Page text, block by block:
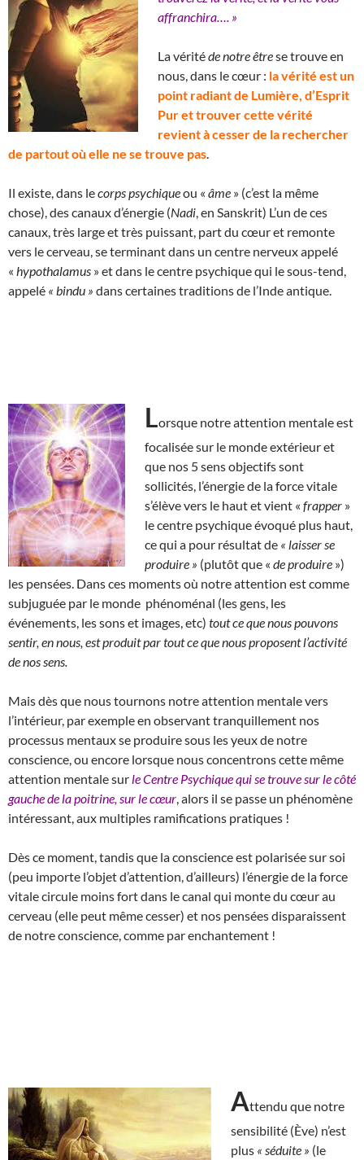
affranchira…. »
La véritéde notre êtrese trouve en
nous, dans le cœur : la vérité est un
point radiant de Lumière, d’Esprit
Pur et trouver cette vérité
revient à cesser de la rechercher
de partout où elle ne se trouve pas
Il existe, dans lecorps psychiqueou « âme » (c’est la même
chose), des canaux d’énergie (Nadi , en Sanskrit) L’un de ces
canaux, très large et très puissant, part du cœur et remonte
vers le cerveau, se terminant dans un centre nerveux appelé
« hypothalamus » et dans le centre psychique qui le sous-tend,
appelé « bindu » dans certaines traditions de l’Inde antique.
Lorsque notre attention mentale est
focalisée sur le monde extérieur et
que nos 5 sens objectifs sont
sollicités, l’énergie de la force vitale
s’élève vers le haut et vient « frapper »
le centre psychique évoqué plus haut,
ce qui a pour résultat de « laisser se
produire » (plutôt que « de produire »)
les pensées. Dans ces moments où notre attention est comme
subjuguée par le monde phénoménal (les gens, les
événements, les sons et images, etc) tout ce que nous pouvons
sentir, en nous, est produit par tout ce que nous proposent l’activité
de nos sens.
Mais dès que nous tournons notre attention mentale vers
l’intérieur, par exemple en observant tranquillement nos
processus mentaux se produire sous les yeux de notre
conscience, ou encore lorsque nous concentrons cette même
attention mentale sur le Centre Psychique qui se trouve sur le côté
gauche de la poitrine, sur le cœur , alors il se passe un phénomène
intéressant, aux multiples ramifications pratiques !
Dès ce moment, tandis que la conscience est polarisée sur soi
(peu importe l’objet d’attention, d’ailleurs) l’énergie de la force
vitale circule moins fort dans le canal qui monte du cœur au
cerveau (elle peut même cesser) et nos pensées disparaissent
de notre conscience, comme par enchantement !
Attendu que notre
sensibilité (Ève) n’est
plus « séduite » (le